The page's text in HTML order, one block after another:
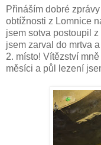
Přináším dobré
obtížnosti z Lomnice
jsem sotva postoupil
jsem zarval do mrtva
2. místo! Vítězství
měsíci a půl lezení